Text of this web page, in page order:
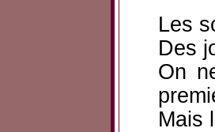
Les
Des
On
Mais